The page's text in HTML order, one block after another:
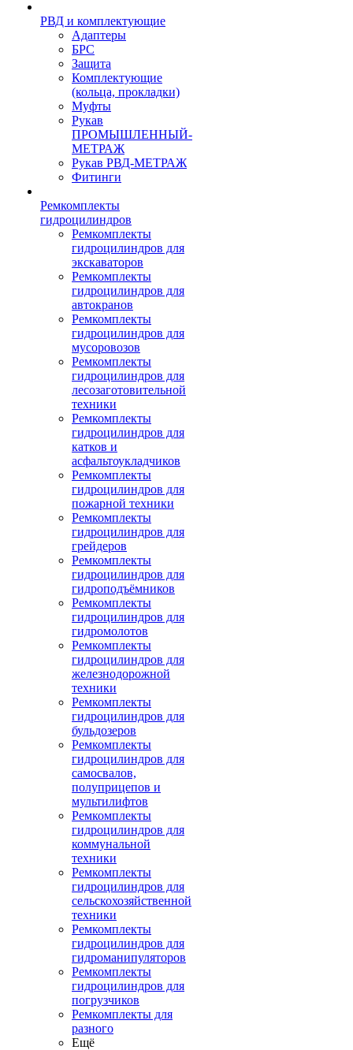
РВД и комплектующие
Адаптеры
БРС
Защита
Комплектующие
(кольца, прокладки)
Муфты
Рукав
ПРОМЫШЛЕННЫЙ-
МЕТРАЖ
Рукав РВД-МЕТРАЖ
Фитинги
Ремкомплекты
гидроцилиндров
Ремкомплекты
гидроцилиндров для
экскаваторов
Ремкомплекты
гидроцилиндров для
автокранов
Ремкомплекты
гидроцилиндров для
мусоровозов
Ремкомплекты
гидроцилиндров для
лесозаготовительной
техники
Ремкомплекты
гидроцилиндров для
катков и
асфальтоукладчиков
Ремкомплекты
гидроцилиндров для
пожарной техники
Ремкомплекты
гидроцилиндров для
грейдеров
Ремкомплекты
гидроцилиндров для
гидроподъёмников
Ремкомплекты
гидроцилиндров для
гидромолотов
Ремкомплекты
гидроцилиндров для
железнодорожной
техники
Ремкомплекты
гидроцилиндров для
бульдозеров
Ремкомплекты
гидроцилиндров для
самосвалов,
полуприцепов и
мультилифтов
Ремкомплекты
гидроцилиндров для
коммунальной
техники
Ремкомплекты
гидроцилиндров для
сельскохозяйственной
техники
Ремкомплекты
гидроцилиндров для
гидроманипуляторов
Ремкомплекты
гидроцилиндров для
погрузчиков
Ремкомплекты для
разного
Ещё